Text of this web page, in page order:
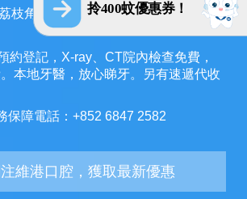
拎400蚊優惠券！
枝角地鐵站A出口3分鐘，香港辦公室
約登記，X-ray、CT院內檢查免費，
本地牙醫，放心睇牙。另有速遞代收
保障電話：+852 6847 2582
維港口腔，獲取最新優惠